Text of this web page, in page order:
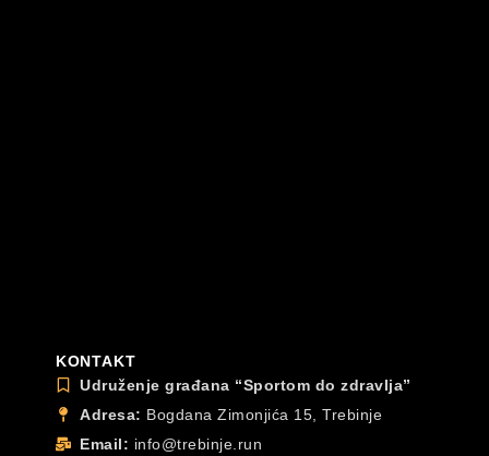
KONTAKT
Udruženje građana “Sportom do zdravlja”
Adresa: Bogdana Zimonjića 15, Trebinje
Email: info@trebinje.run